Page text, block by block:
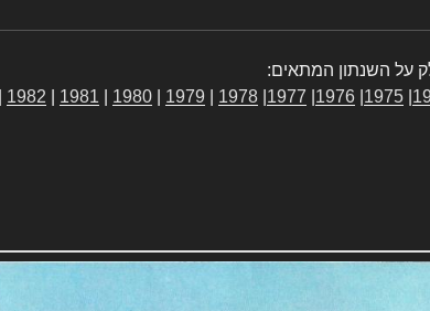
על השנתון המתאים:
1975
1976
1977
1978
1979
1980
1981
1982